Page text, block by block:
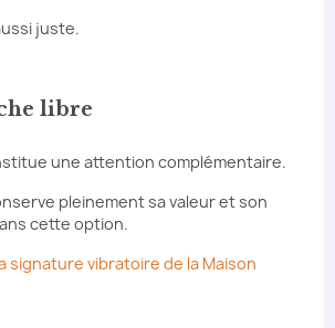
juste.
libre
une attention complémentaire.
pleinement sa valeur et son
cette option.
signature vibratoire de la Maison